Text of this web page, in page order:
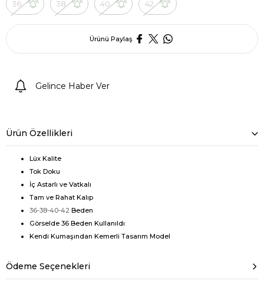
36 38 40 42
Ürünü Paylaş
Gelince Haber Ver
Ürün Özellikleri
Lüx Kalite
Tok Doku
İç Astarlı ve Vatkalı
Tam ve Rahat Kalıp
36-38-40-42 Beden
Görselde 36 Beden Kullanıldı
Kendi Kumaşından Kemerli Tasarım Model
Ödeme Seçenekleri